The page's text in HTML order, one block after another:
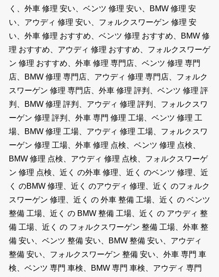
く、外車 修理 安い、ベンツ 修理 安い、BMW 修理 安
い、アウディ 修理 安い、フォルクスワーゲン 修理 安
い、外車 修理 おすすめ、ベンツ 修理 おすすめ、BMW 修
理 おすすめ、アウディ 修理 おすすめ、フォルクスワーゲ
ン 修理 おすすめ、外車 修理 専門店、ベンツ 修理 専門
店、BMW 修理 専門店、アウディ 修理 専門店、フォルク
スワーゲン 修理 専門店、外車 修理 評判、ベンツ 修理 評
判、BMW 修理 評判、アウディ 修理 評判、フォルクスワ
ーゲン 修理 評判、外車 専門 修理 工場、ベンツ 修理 工
場、BMW 修理 工場、アウディ 修理 工場、フォルクスワ
ーゲン 修理 工場、外車 修理 点検、ベンツ 修理 点検、
BMW 修理 点検、アウディ 修理 点検、フォルクスワーゲ
ン 修理 点検、近く の外車 修理、近く のベンツ 修理、近
く のBMW 修理、近く のアウディ 修理、近く のフォルク
スワーゲン 修理、近く の 外車 整備 工場、近く の ベンツ
整備 工場、近く の BMW 整備 工場、近く の アウディ 整
備 工場、近く の フォルクスワーゲン 整備 工場、外車 整
備 安い、ベンツ 整備 安い、BMW 整備 安い、アウディ
整備 安い、フォルクスワーゲン 整備 安い、外車 専門 車
検、ベンツ 専門 車検、BMW 専門 車検、アウディ 専門